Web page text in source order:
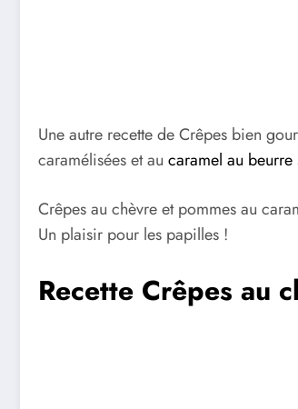
Une autre recette de Crêpes bien
caramélisées et au caramel au beurre
Crêpes au chèvre et pommes au
Un plaisir pour les papilles !
Recette Crêpes au